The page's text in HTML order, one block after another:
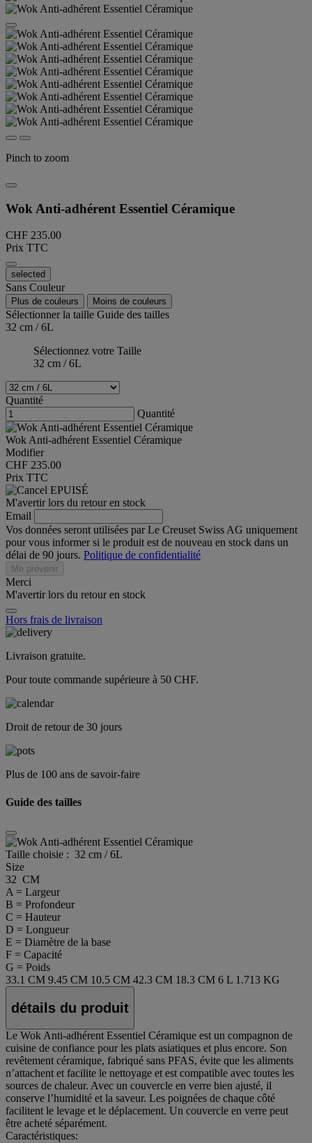
Pinch to zoom
Wok Anti-adhérent Essentiel Céramique
CHF 235.00
Prix TTC
selected
Sans Couleur
Plus de couleurs Moins de couleurs
Sélectionner la taille Guide des tailles
32 cm / 6L
Sélectionnez votre Taille
32 cm / 6L
Quantité
Quantité
Wok Anti-adhérent Essentiel Céramique
Modifier
CHF 235.00
Prix TTC
EPUISÉ
M'avertir lors du retour en stock
Email
Vos données seront utilisées par Le Creuset Swiss AG uniquement
pour vous informer si le produit est de nouveau en stock dans un
délai de 90 jours. Politique de confidentialité
Me prévenir
Merci
M'avertir lors du retour en stock
Hors frais de livraison
Livraison gratuite.
Pour toute commande supérieure à 50 CHF.
Droit de retour de 30 jours
Plus de 100 ans de savoir-faire
Guide des tailles
Taille choisie : 32 cm / 6L
Size
32 CM
A = Largeur
B = Profondeur
C = Hauteur
D = Longueur
E = Diamètre de la base
F = Capacité
G = Poids
33.1 CM 9.45 CM 10.5 CM 42.3 CM 18.3 CM 6 L 1.713 KG
détails du produit
Le Wok Anti-adhérent Essentiel Céramique est un compagnon de
cuisine de confiance pour les plats asiatiques et plus encore. Son
revêtement céramique, fabriqué sans PFAS, évite que les aliments
n’attachent et facilite le nettoyage et est compatible avec toutes les
sources de chaleur. Avec un couvercle en verre bien ajusté, il
conserve l’humidité et la saveur. Les poignées de chaque côté
facilitent le levage et le déplacement. Un couvercle en verre peut
être acheté séparément.
Caractéristiques: